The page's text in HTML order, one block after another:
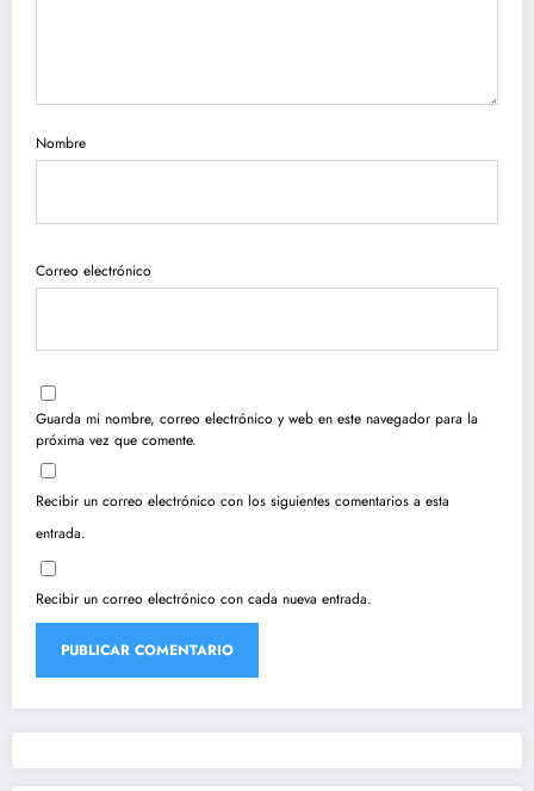
Nombre
Correo electrónico
Guarda mi nombre, correo electrónico y web en este navegador para la
próxima vez que comente.
Recibir un correo electrónico con los siguientes comentarios a esta
entrada.
Recibir un correo electrónico con cada nueva entrada.